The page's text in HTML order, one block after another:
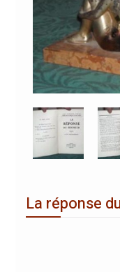
La réponse